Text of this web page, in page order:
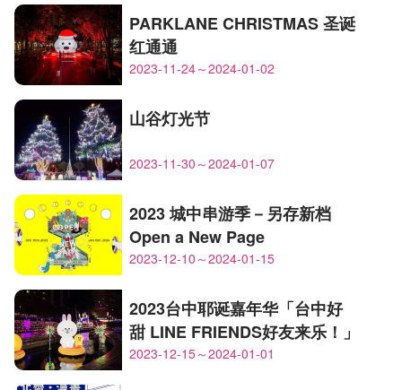
PARKLANE CHRISTMAS 圣诞
红通通
2023-11-24～2024-01-02
山谷灯光节
2023-11-30～2024-01-07
2023 城中串游季－另存新档
Open a New Page
2023-12-10～2024-01-15
2023台中耶诞嘉年华「台中好
甜 LINE FRIENDS好友来乐！」
2023-12-15～2024-01-01